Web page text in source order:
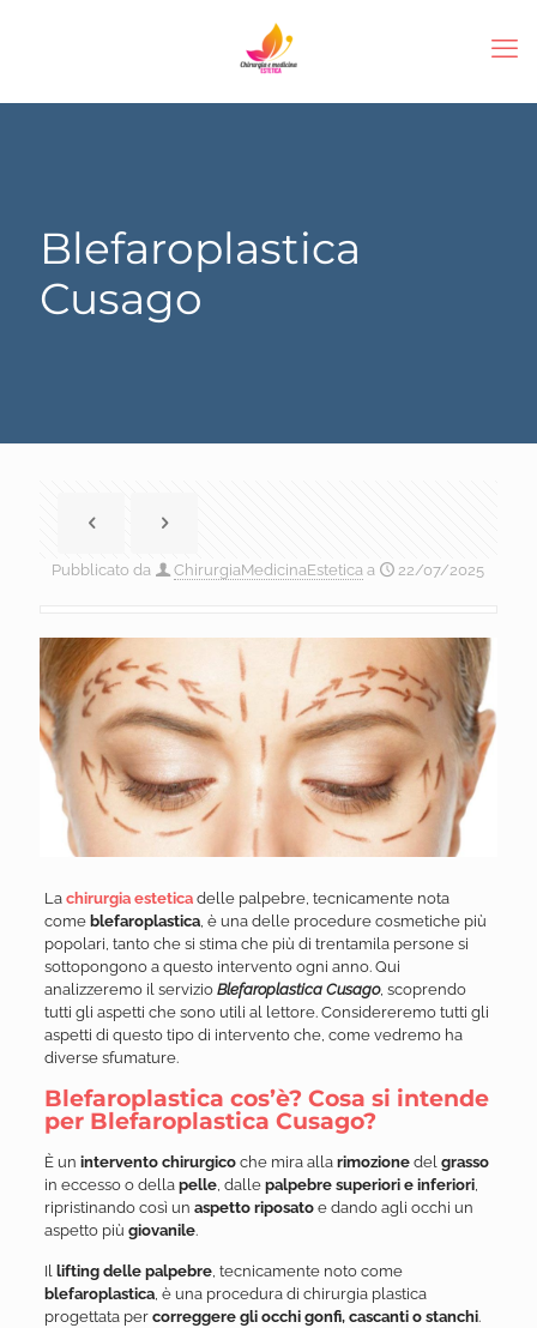
Blefaroplastica
Cusago
Pubblicato da ChirurgiaMedicinaEstetica a 22/07/2025
La chirurgia esteticadelle palpebre, tecnicamente nota
come blefaroplastica, è una delle procedure cosmetiche più
popolari, tanto che si stima che più di trentamila persone si
sottopongono a questo intervento ogni anno. Qui
analizzeremo il servizio Blefaroplastica Cusago, scoprendo
tutti gli aspetti che sono utili al lettore. Considereremo tutti gli
aspetti di questo tipo di intervento che, come vedremo ha
diverse sfumature.
Blefaroplastica cos’è? Cosa si intende
per Blefaroplastica Cusago?
È un intervento chirurgicoche mira alla rimozionedel grasso
in eccesso o della pelle, dalle palpebre superiori e inferiori,
ripristinando così un aspetto riposatoe dando agli occhi un
aspetto più giovanile.
Il lifting delle palpebre, tecnicamente noto come
blefaroplastica, è una procedura di chirurgia plastica
progettata per correggere gli occhi gonfi, cascanti o stanchi.